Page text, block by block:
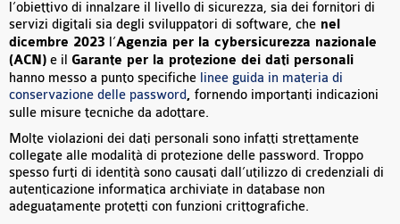
l’obiettivo di innalzare il livello di sicurezza, sia dei fornitori di
servizi digitali sia degli sviluppatori di software, che nel
dicembre 2023 l’Agenzia per la cybersicurezza nazionale
(ACN) e il Garante per la protezione dei dati personali
hanno messo a punto specifiche linee guida in materia di
conservazione delle password, fornendo importanti indicazioni
sulle misure tecniche da adottare.
Molte violazioni dei dati personali sono infatti strettamente
collegate alle modalità di protezione delle password. Troppo
spesso furti di identità sono causati dall’utilizzo di credenziali di
autenticazione informatica archiviate in database non
adeguatamente protetti con funzioni crittografiche.